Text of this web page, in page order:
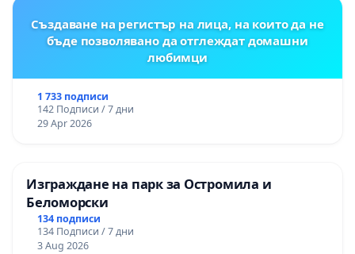
Създаване на регистър на лица, на които да не
бъде позволявано да отглеждат домашни
любимци
1 733 подписи
142 Подписи / 7 дни
29 Apr 2026
Изграждане на парк за Остромила и
Беломорски
134 подписи
134 Подписи / 7 дни
3 Aug 2026